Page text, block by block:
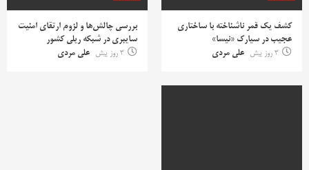
کشف یک قمر ناشناخته با ساختاری
عجیب در سیارک «نیسا»
3 روز پیش
علی مردی
بررسی چالش‌ها و لزوم ارتقای امنیت
سایبری در شبکه ریلی کشور
3 روز پیش
علی مردی